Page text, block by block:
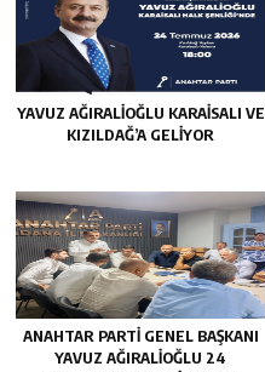
YAVUZ AĞIRALIOĞLU KARAISALI VE
KIZILDAĞ’A GELIYOR
ANAHTAR PARTI GENEL BAŞKANI
YAVUZ AĞIRALIOĞLU 24